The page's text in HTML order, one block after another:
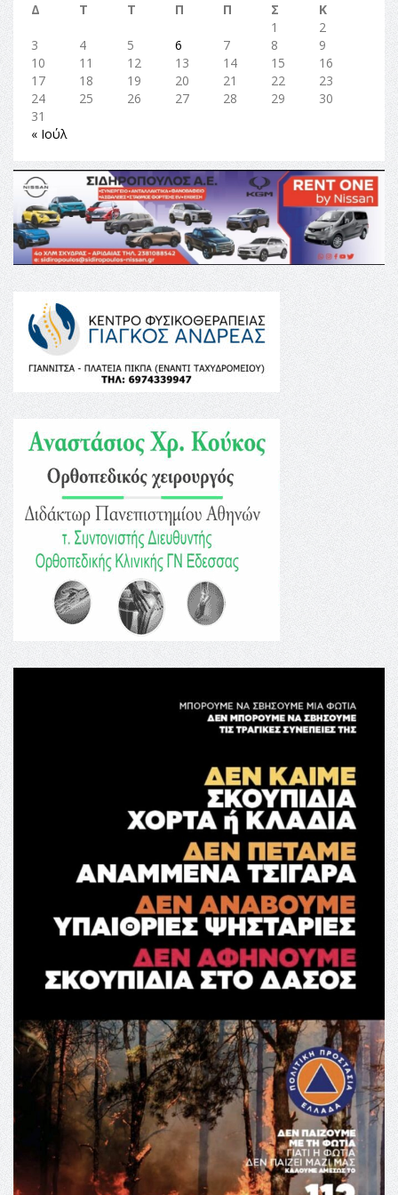
Δ
Τ Τ Π Π Σ
Κ
1
2
3
4 5 6 7 8
9
10
11 12 13 14 15
16
17
18 19 20 21 22
23
24
25 26 27 28 29
30
31
« Ιούλ